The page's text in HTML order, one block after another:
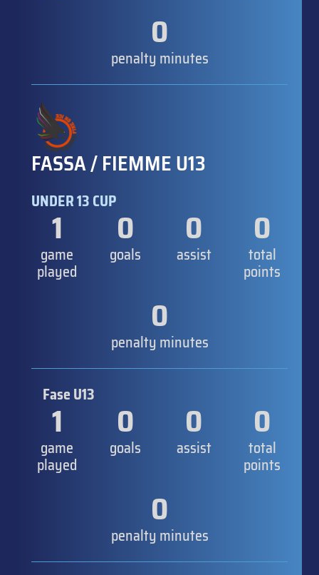
0
penalty minutes
FASSA / FIEMME U13
UNDER 13 CUP
1
game
played
0
goals
0
assist
0
total
points
0
penalty minutes
Fase U13
1
game
played
0
goals
0
assist
0
total
points
0
penalty minutes